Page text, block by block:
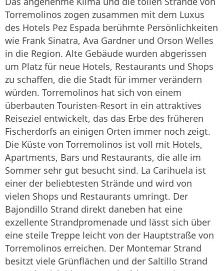
Torremolinos zogen zusammen mit dem Luxus
des Hotels Pez Espada berühmte Persönlichkeiten
wie Frank Sinatra, Ava Gardner und Orson Welles
in die Region. Alte Gebäude wurden abgerissen
um Platz für neue Hotels, Restaurants und Shops
zu schaffen, die die Stadt für immer verändern
würden. Torremolinos hat sich von einem
überbauten Touristen-Resort in ein attraktives
Reiseziel entwickelt, das das Erbe des früheren
Fischerdorfs an einigen Orten immer noch zeigt.
Die Küste von Torremolinos ist voll mit Hotels,
Apartments, Bars und Restaurants, die alle im
Sommer sehr gut besucht sind. La Carihuela ist
einer der beliebtesten Strände und wird von
vielen Shops und Restaurants umringt. Der
Bajondillo Strand direkt daneben hat eine
exzellente Strandpromenade und lässt sich über
eine steile Treppe leicht von der Hauptstraße von
Torremolinos erreichen. Der Montemar Strand
besitzt viele Grünflächen und der Saltillo Strand